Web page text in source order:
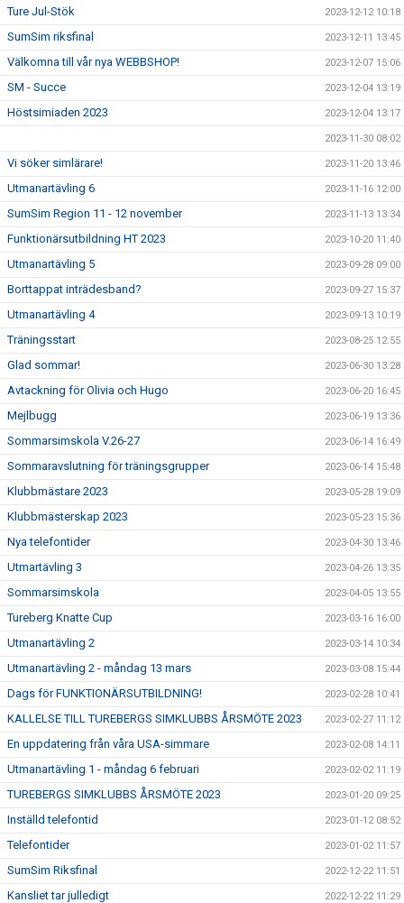
Ture Jul-Stök 2023-12-12 10:18
SumSim riksfinal 2023-12-11 13:45
Välkomna till vår nya WEBBSHOP! 2023-12-07 15:06
SM - Succe 2023-12-04 13:19
Höstsimiaden 2023 2023-12-04 13:17
2023-11-30 08:02
Vi söker simlärare! 2023-11-20 13:46
Utmanartävling 6 2023-11-16 12:00
SumSim Region 11 - 12 november 2023-11-13 13:34
Funktionärsutbildning HT 2023 2023-10-20 11:40
Utmanartävling 5 2023-09-28 09:00
Borttappat inträdesband? 2023-09-27 15:37
Utmanartävling 4 2023-09-13 10:19
Träningsstart 2023-08-25 12:55
Glad sommar! 2023-06-30 13:28
Avtackning för Olivia och Hugo 2023-06-20 16:45
Mejlbugg 2023-06-19 13:36
Sommarsimskola V.26-27 2023-06-14 16:49
Sommaravslutning för träningsgrupper 2023-06-14 15:48
Klubbmästare 2023 2023-05-28 19:09
Klubbmästerskap 2023 2023-05-23 15:36
Nya telefontider 2023-04-30 13:46
Utmartävling 3 2023-04-26 13:35
Sommarsimskola 2023-04-05 13:55
Tureberg Knatte Cup 2023-03-16 16:00
Utmanartävling 2 2023-03-14 10:34
Utmanartävling 2 - måndag 13 mars 2023-03-08 15:44
Dags för FUNKTIONÄRSUTBILDNING! 2023-02-28 10:41
KALLELSE TILL TUREBERGS SIMKLUBBS ÅRSMÖTE 2023 2023-02-27 11:12
En uppdatering från våra USA-simmare 2023-02-08 14:11
Utmanartävling 1 - måndag 6 februari 2023-02-02 11:19
TUREBERGS SIMKLUBBS ÅRSMÖTE 2023 2023-01-20 09:25
Inställd telefontid 2023-01-12 08:52
Telefontider 2023-01-02 11:57
SumSim Riksfinal 2022-12-22 11:51
Kansliet tar julledigt 2022-12-22 11:29